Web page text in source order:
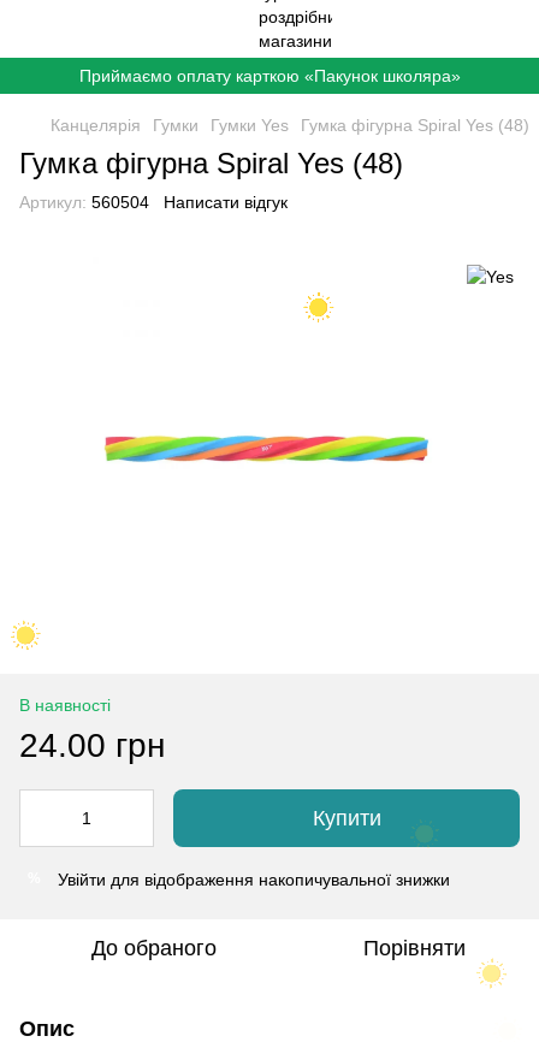
Приймаємо оплату карткою «Пакунок школяра»
Канцелярія Гумки Гумки Yes Гумка фігурна Spiral Yes (48)
Гумка фігурна Spiral Yes (48)
Артикул: 560504 Написати відгук
В наявності
24.00 грн
Купити
Увійти для відображення накопичувальної знижки
До обраного Порівняти
Опис